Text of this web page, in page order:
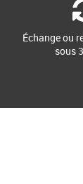
Échange ou
sous